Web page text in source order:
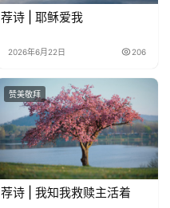
荐诗 | 耶稣爱我
2026年6月22日 206
赞美敬拜
荐诗 | 我知我救赎主活着